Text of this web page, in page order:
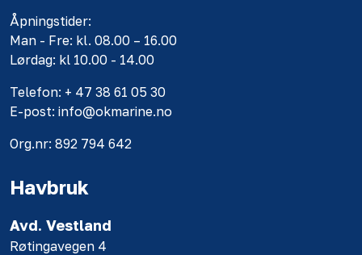
Åpningstider:
Man - Fre: kl. 08.00 – 16.00
Lørdag: kl 10.00 - 14.00
Telefon: + 47 38 61 05 30
E-post: info@okmarine.no
Org.nr: 892 794 642
Havbruk
Avd. Vestland
Røtingavegen 4